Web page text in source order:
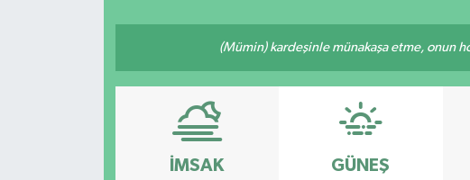
(Mümin) kardeşinle münakaşa etme, onun
İMSAK GÜNEŞ
Çavdarhisar
Son Dakika Haberleri
Haber Arşivi